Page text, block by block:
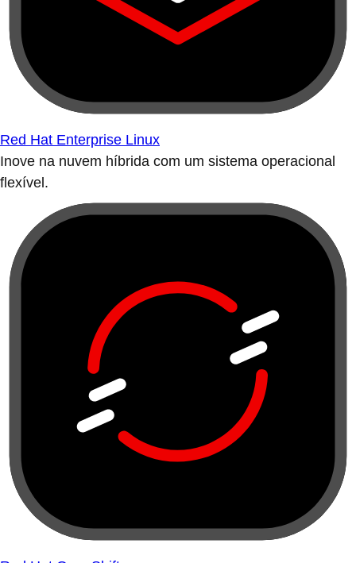
Red Hat Enterprise Linux
Inove na nuvem híbrida com um sistema operacional
flexível.